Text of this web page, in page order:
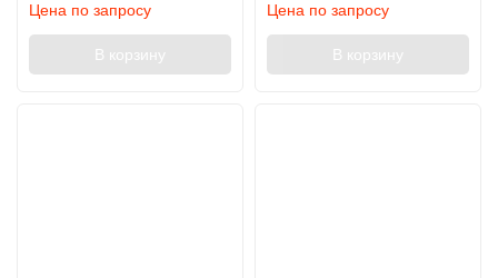
Цена по запросу
В корзину
Цена по запросу
В корзину